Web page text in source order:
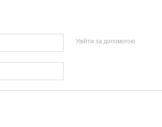
Увійти за допомогою